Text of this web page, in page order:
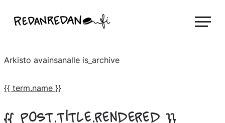
suoraan
Linda Saukko-Rauta, Redanredan Oy
piirrosvideoita
Arkisto avainsanalle is_archive
{{ term.name }}
{{ post.title.rendered }}